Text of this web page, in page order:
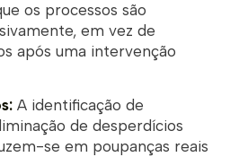
os processos são
em vez de
após uma intervenção
A identificação de
de desperdícios
se em poupanças reais